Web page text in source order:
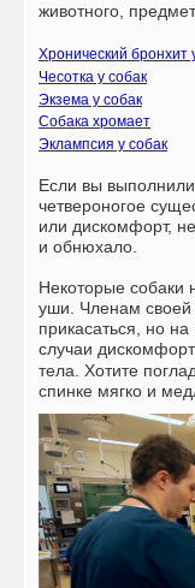
животного,
Хронический бронхит
Чесотка у собак
Экзема у собак
Собака хромает
Эклампсия у собак
Если вы
четвероногое
или дискомфорт,
и обнюхало.
Некоторые собаки
уши. Членам своей
прикасаться, но
случаи
тела. Хотите
спинке мягко и